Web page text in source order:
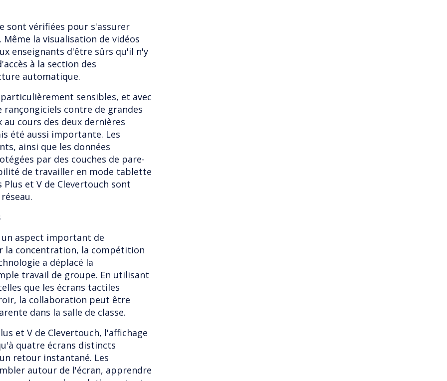
sont vérifiées pour s'assurer
la visualisation de vidéos
enseignants d'être sûrs qu'il n'y
à la section des
automatique.
sensibles, et avec
rançongiciels contre de grandes
cours des deux dernières
été aussi importante. Les
ainsi que les données
par des couches de pare-
de travailler en mode tablette
Plus et V de Clevertouch sont
aspect important de
la concentration, la compétition
a déplacé la
travail de groupe. En utilisant
que les écrans tactiles
la collaboration peut être
dans la salle de classe.
et V de Clevertouch, l'affichage
quatre écrans distincts
retour instantané. Les
autour de l'écran, apprendre